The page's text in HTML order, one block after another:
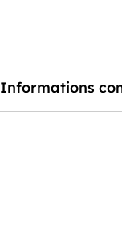
Informations